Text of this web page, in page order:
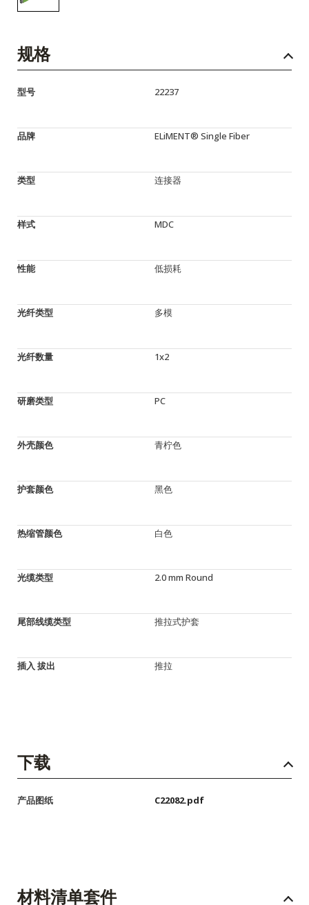
规格
型号 22237
品牌 ELiMENT® Single Fiber
类型 连接器
样式 MDC
性能 低损耗
光纤类型 多模
光纤数量 1x2
研磨类型 PC
外壳颜色 青柠色
护套颜色 黑色
热缩管颜色 白色
光缆类型 2.0 mm Round
尾部线缆类型 推拉式护套
插入 拔出 推拉
下载
产品图纸 C22082.pdf
材料清单套件